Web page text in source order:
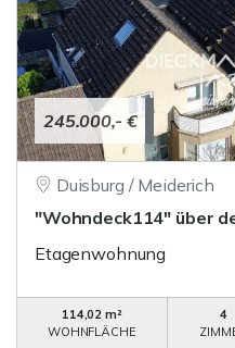
245.000,- €
Duisburg / Meiderich
"Wohndeck114" über
Etagenwohnung
114,02 m²
WOHNFLÄCHE
4